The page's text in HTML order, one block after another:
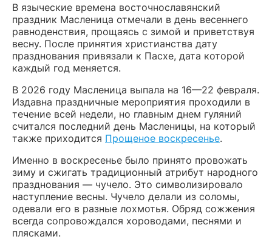
В языческие времена восточнославянский
праздник Масленица отмечали в день весеннего
равноденствия, прощаясь с зимой и приветствуя
весну. После принятия христианства дату
празднования привязали к Пасхе, дата которой
каждый год меняется.
В 2026 году Масленица выпала на 16—22 февраля.
Издавна праздничные мероприятия проходили в
течение всей недели, но главным днем гуляний
считался последний день Масленицы, на который
также приходится Прощеное воскресенье.
Именно в воскресенье было принято провожать
зиму и сжигать традиционный атрибут народного
празднования — чучело. Это символизировало
наступление весны. Чучело делали из соломы,
одевали его в разные лохмотья. Обряд сожжения
всегда сопровождался хороводами, песнями и
плясками.